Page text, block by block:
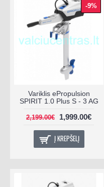
-9%
Variklis ePropulsion
SPIRIT 1.0 Plus S - 3 AG
2,199.00€ 1,999.00€
Į KREPŠELĮ